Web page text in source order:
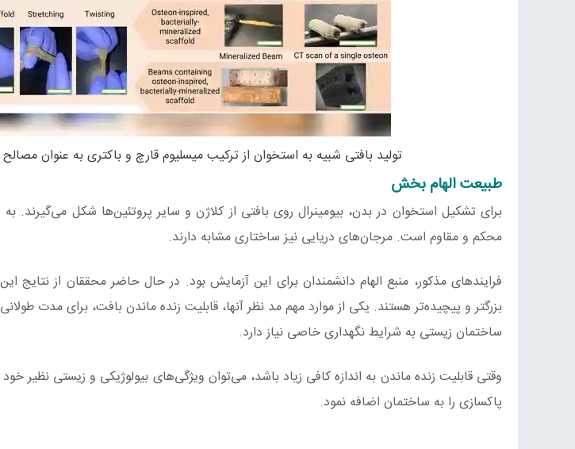
تولید بافتی شبیه به استخوان از ترکیب میسلیوم قارچ و باکتری به عنوان
طبیعت الهام بخش
برای تشکیل استخوان در بدن، بیومینرال‌ روی بافتی از کلاژن و سایر پروتئین‌ها شکل می‌گیرند.
محکم و مقاوم است. مرجان‌های دریایی نیز ساختاری مشابه دارند.
فرایندهای مذکور، منبع الهام دانشمندان برای این آزمایش بود. در حال حاضر محققان از نتایج
بزرگتر و پیچیده‌تر هستند. یکی از موارد مهم مد نظر آنها، قابلیت زنده ماندن بافت، برای مدت
ساختمان زیستی به شرایط نگهداری خاصی نیاز دارد.
وقتی قابلیت زنده ماندن به اندازه کافی زیاد باشد، می‌توان ویژگی‌های بیولوژیکی و زیستی نظیر
پاکسازی را به ساختمان اضافه نمود.